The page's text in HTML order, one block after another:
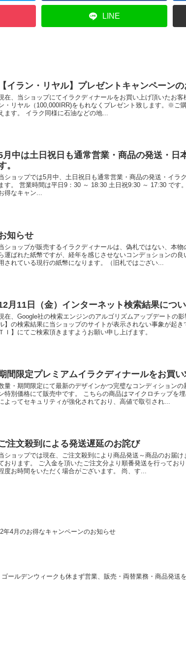
LINE
【イラン・リヤル】プレゼントキャンペーン
在、当ショップにてイラクディナールをお買い上げ頂いたお
・リヤル（100,000IRR)をもれなくプレゼント致します。※ご
ます。 イラク同様に石油などの地...
月中は土日祝日も通常営業・商品の発送・日
。
ショップでは5月中、土日祝日も通常営業・商品の発送・イラ
す。 営業時間は平日9：30 ～ 18:30 土日祝9:30 ～ 17:30 です
得なキャン...
知らせ
ショップが販売するイラクディナールは、偽札ではない、本
運ばれた紙幣ですが、経年を感じさせないコンデョションの
されている現行の紙幣になります。（旧札ではござい...
月11日（金）インターネット検索結果につ
在、Google社の検索エンジンのアルゴリズムアップデートの
】の検索結果に当ショップのサイトが表示されない事象が起
ＴＩ】にてご検索頂きますようお願い申し上げます。
間限定プレミアムイラクディナールをお買
量・期間限定にて最新のデザインかつ完璧なコンディション
特別価格にて販売中です。 こちらの商品はマイクロチップを
よってセキュリティが強化されており、高値で取引され...
注文殺到による発送遅延のお詫び
ショップでは現在、ご注文殺到により商品発送～商品のお届
おります。 ご入金を頂いたご注文分より順番発送を行ってお
度お時間をいただく場合がございます。 尚、す...
年4月のお得なキャンペーンのお知らせ
ゴールデンウィークも休まず営業、販売・両替業務・商品発送を